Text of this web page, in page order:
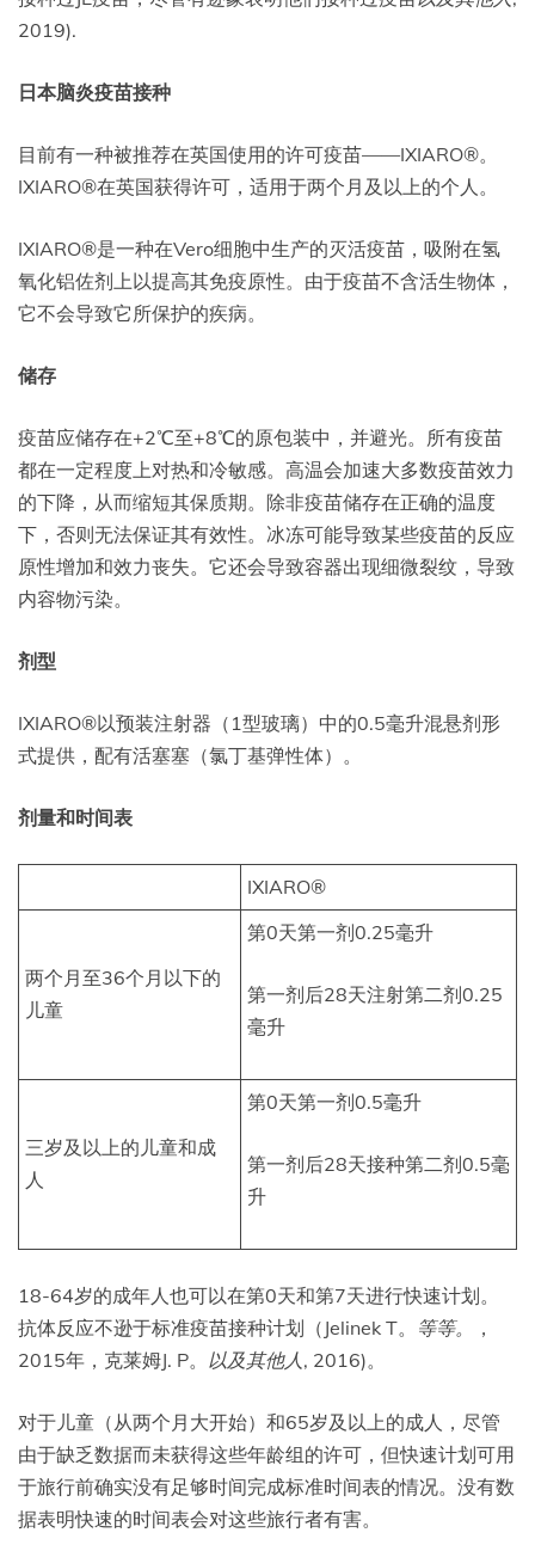
2019).
日本脑炎疫苗接种
目前有一种被推荐在英国使用的许可疫苗——IXIARO®。
IXIARO®在英国获得许可，适用于两个月及以上的个人。
IXIARO®是一种在Vero细胞中生产的灭活疫苗，吸附在氢
氧化铝佐剂上以提高其免疫原性。由于疫苗不含活生物体，
它不会导致它所保护的疾病。
储存
疫苗应储存在+2℃至+8℃的原包装中，并避光。所有疫苗
都在一定程度上对热和冷敏感。高温会加速大多数疫苗效力
的下降，从而缩短其保质期。除非疫苗储存在正确的温度
下，否则无法保证其有效性。冰冻可能导致某些疫苗的反应
原性增加和效力丧失。它还会导致容器出现细微裂纹，导致
内容物污染。
剂型
IXIARO®以预装注射器（1型玻璃）中的0.5毫升混悬剂形
式提供，配有活塞塞（氯丁基弹性体）。
剂量和时间表
IXIARO®
两个月至36个月以下的
儿童
第0天第一剂0.25毫升
第一剂后28天注射第二剂0.25
毫升
三岁及以上的儿童和成
人
第0天第一剂0.5毫升
第一剂后28天接种第二剂0.5毫
升
18-64岁的成年人也可以在第0天和第7天进行快速计划。
抗体反应不逊于标准疫苗接种计划（Jelinek T。 等等。
，
2015年，克莱姆J. P。 以及其他人, 2016)。
对于儿童（从两个月大开始）和65岁及以上的成人，尽管
由于缺乏数据而未获得这些年龄组的许可，但快速计划可用
于旅行前确实没有足够时间完成标准时间表的情况。没有数
据表明快速的时间表会对这些旅行者有害。